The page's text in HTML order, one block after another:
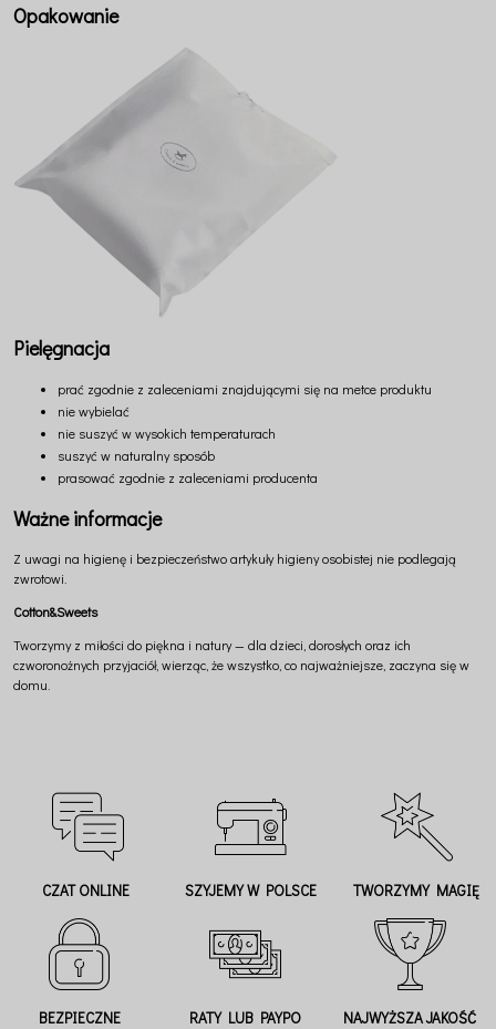
Opakowanie
Pielęgnacja
prać zgodnie z zaleceniami znajdującymi się na metce produktu
nie wybielać
nie suszyć w wysokich temperaturach
suszyć w naturalny sposób
prasować zgodnie z zaleceniami producenta
Ważne informacje
Z uwagi na higienę i bezpieczeństwo artykuły higieny osobistej nie podlegają
zwrotowi.
Cotton&Sweets
Tworzymy z miłości do piękna i natury — dla dzieci, dorosłych oraz ich
czworonożnych przyjaciół, wierząc, że wszystko, co najważniejsze, zaczyna się w
domu.
CZAT ONLINE SZYJEMY W POLSCE TWORZYMY MAGIĘ
BEZPIECZNE
RATY LUB PAYPO NAJWYŻSZA JAKOŚĆ